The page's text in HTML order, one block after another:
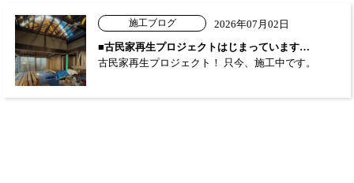
施工ブログ
2026年07月02日
■古民家再生プロジェクトはじまっています…
古民家再生プロジェクト！ 只今、施工中です。